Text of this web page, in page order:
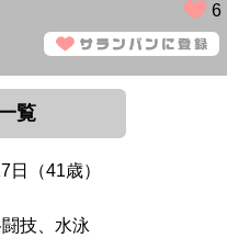
6
覧
日（41歳）
技、水泳